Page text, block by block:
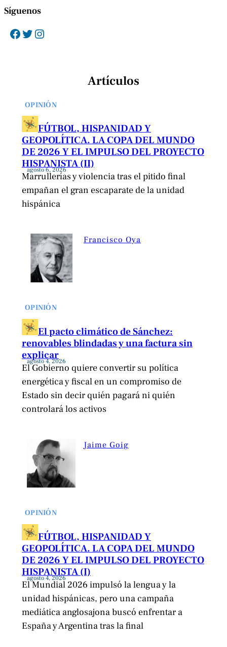
Síguenos
Facebook Twitter Instagram
Artículos
OPINIÓN
FÚTBOL, HISPANIDAD Y
GEOPOLÍTICA. LA COPA DEL MUNDO
DE 2026 Y EL IMPULSO DEL PROYECTO
HISPANISTA (II)
agosto 6, 2026
Marrullerías y violencia tras el pitido final
empañan el gran escaparate de la unidad
hispánica
Francisco Oya
OPINIÓN
El pacto climático de Sánchez:
renovables blindadas y una factura sin
explicar
agosto 4, 2026
El Gobierno quiere convertir su política
energética y fiscal en un compromiso de
Estado sin decir quién pagará ni quién
controlará los activos
Jaime Goig
OPINIÓN
FÚTBOL, HISPANIDAD Y
GEOPOLÍTICA. LA COPA DEL MUNDO
DE 2026 Y EL IMPULSO DEL PROYECTO
HISPANISTA (I)
agosto 4, 2026
El Mundial 2026 impulsó la lengua y la
unidad hispánicas, pero una campaña
mediática anglosajona buscó enfrentar a
España y Argentina tras la final